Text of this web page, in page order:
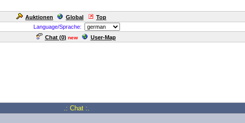
Auktionen Global Top
Language/Sprache:
Chat (0) new User-Map
.: Chat :.